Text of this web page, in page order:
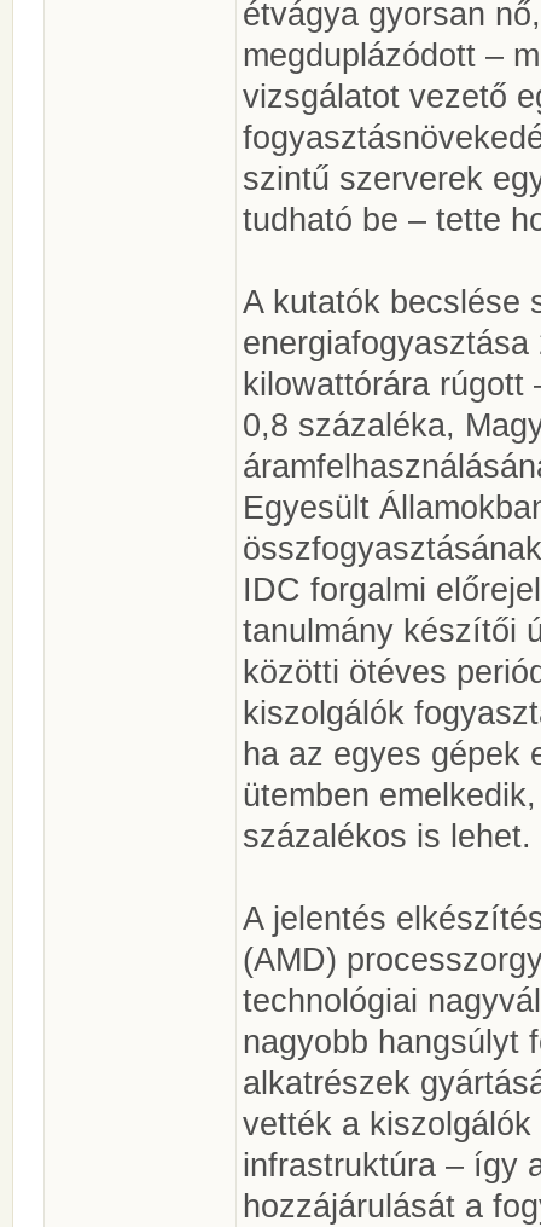
étvágya gyorsan
megduplázódott –
vizsgálatot vezető
szintű szerverek
tudható be – tette
A kutatók becslése
kilowattórára rúgott
0,8 százaléka,
Egyesült
IDC forgalmi
tanulmány készítői
közötti ötéves
kiszolgálók
ha az egyes gépek
ütemben
százalékos is lehet.
A jelentés
(AMD)
technológiai
nagyobb hangsúlyt
alkatrészek
vették a
infrastruktúra – így
hozzájárulását a